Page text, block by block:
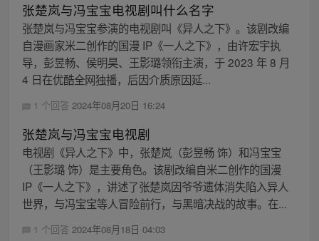
张楚岚与冯宝宝电视剧叫什么名字
张楚岚与冯宝宝参演的电视剧叫《异人之下》。该剧改编
自漫画家米二创作的国漫 IP《一人之下》，由许宏宇执
导，彭昱畅、侯明昊、王影璐领衔主演，于 2023 年 8 月
4 日在优酷全网独播，后因介质原因延...
1 个回答 2024年08月20日 16:24
张楚岚与冯宝宝电视剧
电视剧《异人之下》中，张楚岚（彭昱畅 饰）和冯宝宝
（王影璐 饰）是主要角色。该剧改编自米二创作的国漫
IP《一人之下》，讲述了张楚岚因爷爷遗体消失陷入异人
世界，与冯宝宝等人冒险前行，与黑暗决战的故事。在...
1 个回答 2024年08月18日 04:03